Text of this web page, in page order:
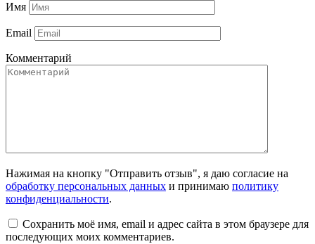
Имя
Email
Комментарий
Нажимая на кнопку "Отправить отзыв", я даю согласие на
обработку персональных данных и принимаю политику
конфиденциальности.
Сохранить моё имя, email и адрес сайта в этом браузере для
последующих моих комментариев.